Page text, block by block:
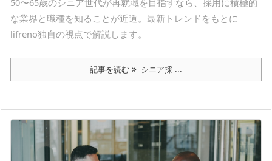
50〜65歳のシニア世代が再就職を目指すなら、採用に積極的
な業界と職種を知ることが近道。最新トレンドをもとに
lifreno独自の視点で解説します。
記事を読む シニア採 ...